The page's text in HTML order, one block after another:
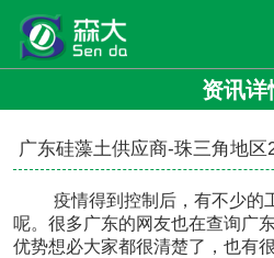
资讯详
广东硅藻土供应商-珠三角地
疫情得到控制后，有不少的
呢。很多广东的网友也在查询广
优势想必大家都很清楚了，也有